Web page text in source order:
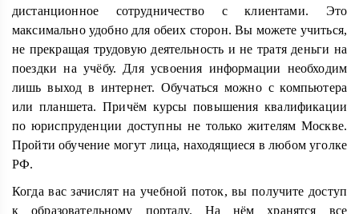
дистанционное сотрудничество с клиентами. Это
максимально удобно для обеих сторон. Вы можете учиться,
не прекращая трудовую деятельность и не тратя деньги на
поездки на учёбу. Для усвоения информации необходим
лишь выход в интернет. Обучаться можно с компьютера
или планшета. Причём курсы повышения квалификации
по юриспруденции доступны не только жителям Москве.
Пройти обучение могут лица, находящиеся в любом уголке
РФ.
Когда вас зачислят на учебной поток, вы получите доступ
к образовательному порталу. На нём хранятся все